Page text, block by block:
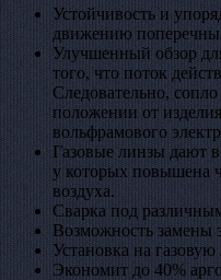
Устойчивость и
движению
Улучшенный обзор
того, что поток
Следовательно,
положении от
вольфрамового
Газовые линзы дают
у которых повышена
воздуха.
Сварка под
Возможность замены
Установка на
Экономит до 40%